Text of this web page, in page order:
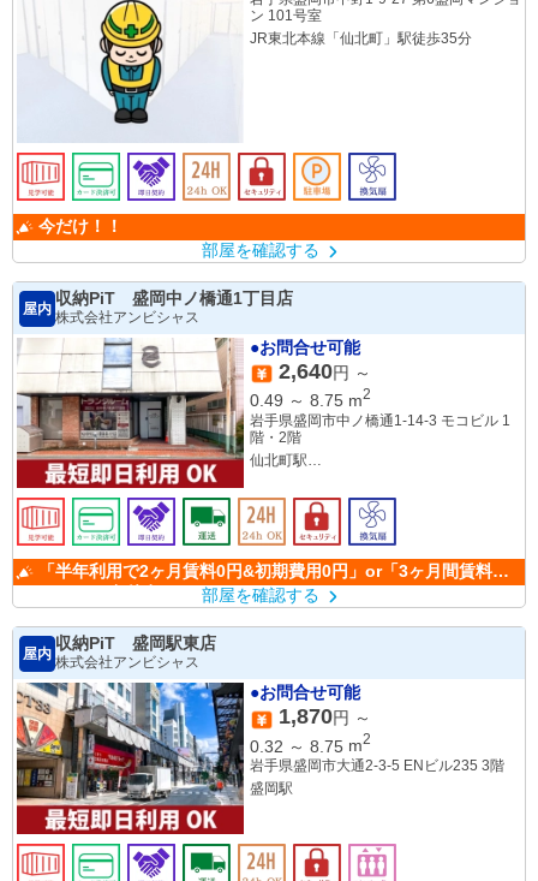
ン 101号室
JR東北本線「仙北町」駅徒歩35分
今だけ！！
部屋を確認する
屋内
収納PiT 盛岡中ノ橋通1丁目店
株式会社アンビシャス
●お問合せ可能
2,640円 ～
0.49 ～ 8.75 m2
岩手県盛岡市中ノ橋通1-14-3 モコビル 1
階・2階
仙北町駅
部屋を確認する
屋内
収納PiT 盛岡駅東店
株式会社アンビシャス
●お問合せ可能
1,870円 ～
0.32 ～ 8.75 m2
岩手県盛岡市大通2-3-5 ENビル235 3階
盛岡駅